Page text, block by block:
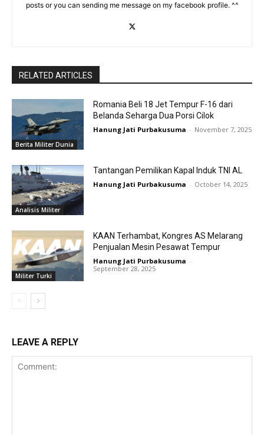
posts or you can sending me message on my facebook profile. ^^
RELATED ARTICLES
Berita Militer Dunia
Romania Beli 18 Jet Tempur F-16 dari
Belanda Seharga Dua Porsi Cilok
Hanung Jati Purbakusuma - November 7, 2025
Analisis Militer
Tantangan Pemilikan Kapal Induk TNI AL
Hanung Jati Purbakusuma - October 14, 2025
Militer Turki
KAAN Terhambat, Kongres AS Melarang
Penjualan Mesin Pesawat Tempur
Hanung Jati Purbakusuma -
September 28, 2025
LEAVE A REPLY